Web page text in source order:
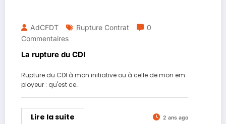
AdCFDT Rupture Contrat
0
Commentaires
La rupture du CDI
Rupture du CDI à mon initiative ou à celle de mon em
ployeur : qu'est ce…
Lire la suite 2 ans ago